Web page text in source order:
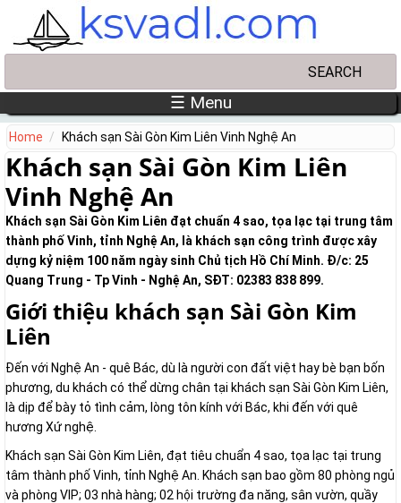
Skip to main content
☰ Menu
Home Khách sạn Sài Gòn Kim Liên Vinh Nghệ An
Khách sạn Sài Gòn Kim Liên
Vinh Nghệ An
Khách sạn Sài Gòn Kim Liên đạt chuẩn 4 sao, tọa lạc tại trung tâm
thành phố Vinh, tỉnh Nghệ An, là khách sạn công trình được xây
dựng kỷ niệm 100 năm ngày sinh Chủ tịch Hồ Chí Minh. Đ/c: 25
Quang Trung - Tp Vinh - Nghệ An, SĐT: 02383 838 899.
Giới thiệu khách sạn Sài Gòn Kim
Liên
Đến với Nghệ An - quê Bác, dù là người con đất việt hay bè bạn bốn
phương, du khách có thể dừng chân tại khách sạn Sài Gòn Kim Liên,
là dịp để bày tỏ tình cảm, lòng tôn kính với Bác, khi đến với quê
hương Xứ nghệ.
Khách sạn Sài Gòn Kim Liên, đạt tiêu chuẩn 4 sao, tọa lạc tại trung
tâm thành phố Vinh, tỉnh Nghệ An. Khách sạn bao gồm 80 phòng ngủ
và phòng VIP; 03 nhà hàng; 02 hội trường đa năng, sân vườn, quầy